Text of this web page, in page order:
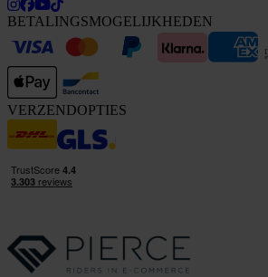
BETALINGSMOGELIJKHEDEN
VERZENDOPTIES